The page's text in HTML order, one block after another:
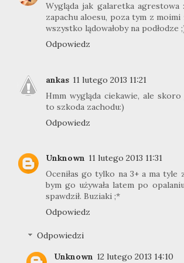
Wygląda jak galaretka agrestowa
zapachu aloesu, poza tym z
wszystko lądowałoby na podłodze
Odpowiedz
ankas 11 lutego 2013 11:21
Hmm wygląda ciekawie, ale
to szkoda zachodu:)
Odpowiedz
Unknown 11 lutego 2013 11:31
Oceniłas go tylko na 3+ a ma tyle
bym go używała latem po
spawdził. Buziaki ;*
Odpowiedz
Odpowiedzi
Unknown 12 lutego 2013 14:10